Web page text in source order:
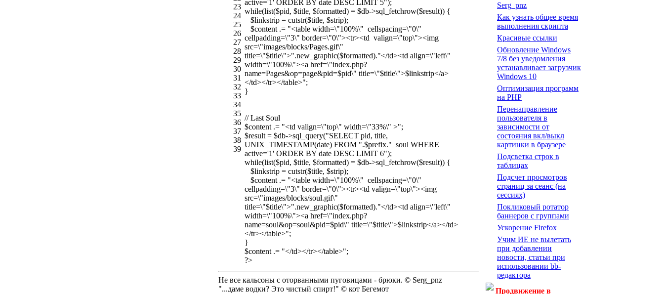
23
24
25
26
27
28
29
30
31
32
33
34
35
36
37
38
39
active='1' ORDER BY date DESC LIMIT 5");
while(list($pid, $title, $formatted) = $db->sql_fetchrow($result)) {
$linkstrip = cutstr($title, $strip);
$content .= "<table width=\"100%\" cellspacing=\"0\"
cellpadding=\"3\" border=\"0\"><tr><td valign=\"top\"><img
src=\"images/blocks/Pages.gif\"
title=\"$title\">".new_graphic($formatted)."</td><td align=\"left\"
width=\"100%\"><a href=\"index.php?
name=Pages&op=page&pid=$pid\" title=\"$title\">$linkstrip</a>
</td></tr></table>";
}
// Last Soul
$content .= "<td valign=\"top\" width=\"33%\" >";
$result = $db->sql_query("SELECT pid, title,
UNIX_TIMESTAMP(date) FROM ".$prefix."_soul WHERE
active='1' ORDER BY date DESC LIMIT 6");
while(list($pid, $title, $formatted) = $db->sql_fetchrow($result)) {
$linkstrip = cutstr($title, $strip);
$content .= "<table width=\"100%\" cellspacing=\"0\"
cellpadding=\"3\" border=\"0\"><tr><td valign=\"top\"><img
src=\"images/blocks/soul.gif\"
title=\"$title\">".new_graphic($formatted)."</td><td align=\"left\"
width=\"100%\"><a href=\"index.php?
name=soul&op=soul&pid=$pid\" title=\"$title\">$linkstrip</a></td>
</tr></table>";
}
$content .= "</td></tr></table>";
?>
Не все кальсоны с оторванными пуговицами - брюки. © Serg_pnz
"...даме водки? Это чистый спирт!" © кот Бегемот
Serg_pnz
Как узнать общее время
выполнения скрипта
Красивые ссылки
Обновление Windows
7/8 без уведомления
устанавливает загрузчик
Windows 10
Оптимизация программ
на PHP
Перенаправление
пользователя в
зависимости от
состояния вкл/выкл
картинки в браузере
Подсветка строк в
таблицах
Подсчет просмотров
страниц за сеанс (на
сессиях)
Покликовый ротатор
баннеров с группами
Ускорение Firefox
Учим ИЕ не вылетать
при добавлении
новости, статьи при
использовании bb-
редактора
Продвижение в